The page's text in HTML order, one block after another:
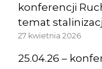
konferencji
temat
27 kwietnia 2026
25.04.26 –